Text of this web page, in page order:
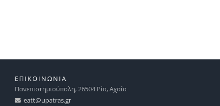
ΕΠΙΚΟΙΝΩΝΙΑ
Πανεπιστημιούπολη, 26504 Ρίο, Αχαΐα
eatt@upatras.gr